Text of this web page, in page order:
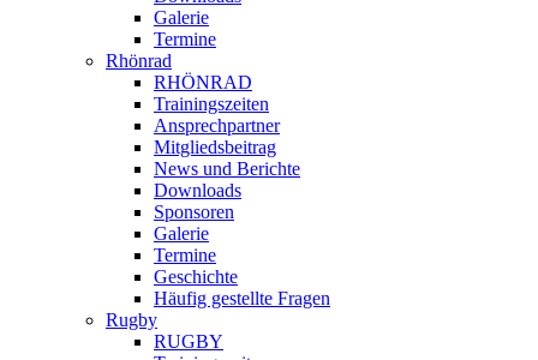
Galerie
Termine
Rhönrad
RHÖNRAD
Trainingszeiten
Ansprechpartner
Mitgliedsbeitrag
News und Berichte
Downloads
Sponsoren
Galerie
Termine
Geschichte
Häufig gestellte Fragen
Rugby
RUGBY